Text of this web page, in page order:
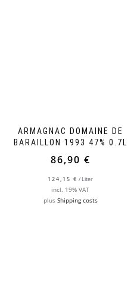
ARMAGNAC DOMAINE DE
BARAILLON 1993 47% 0.7L
86,90 €
124,15 € / Liter
incl. 19% VAT
plus Shipping costs